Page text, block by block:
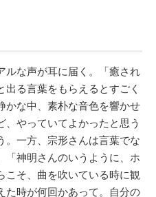
な声が耳に届く。「癒され
る言葉をもらえるとすごく
かな中、素朴な音色を響かせ
、やっていてよかったと思う
。一方、宗形さんは言葉でな
「神明さんのいうように、ホ
こそ、曲を吹いている時に観
た時が何回かあって。自分の